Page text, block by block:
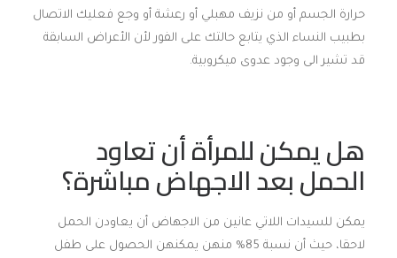
حرارة الجسم أو من نزيف مهبلي أو رعشة أو وجع فعليك الاتصال
بطبيب النساء الذي يتابع حالتك على الفور لأن الأعراض السابقة
قد تشير الى وجود عدوى ميكروبية.
هل يمكن للمرأة أن تعاود
الحمل بعد الاجهاض مباشرة؟
يمكن للسيدات اللاتي عانين من الاجهاض أن يعاودن الحمل
لاحقا، حيث أن نسبة 85% منهن يمكنهن الحصول على طفل